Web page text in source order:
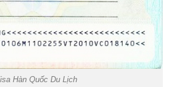
Hàn Quốc Du Lịch